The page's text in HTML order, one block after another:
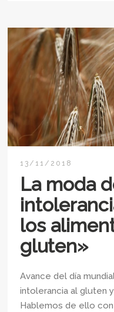
13/11/2018
La moda
los
gluten»
Avance del día
intolerancia al gluten
Hablemos de ello con